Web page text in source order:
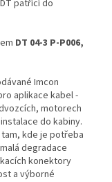
patřící do
DT 04-3 P-P006,
Imcon
aplikace kabel -
motorech
do kabiny.
kde je potřeba
degradace
konektory
a výborné